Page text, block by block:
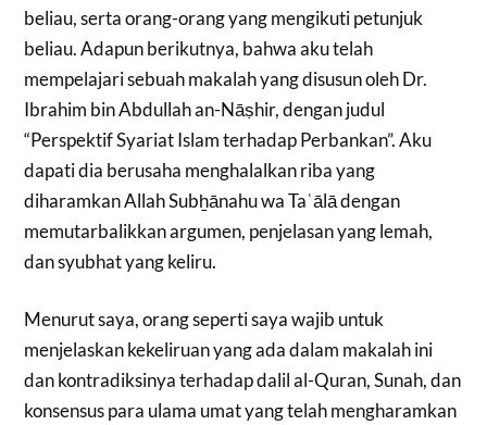
beliau, serta orang-orang yang mengikuti petunjuk
beliau. Adapun berikutnya, bahwa aku telah
mempelajari sebuah makalah yang disusun oleh Dr.
Ibrahim bin Abdullah an-Nāṣhir, dengan judul
“Perspektif Syariat Islam terhadap Perbankan”. Aku
dapati dia berusaha menghalalkan riba yang
diharamkan Allah Subẖānahu wa Taʿālā dengan
memutarbalikkan argumen, penjelasan yang lemah,
dan syubhat yang keliru.
Menurut saya, orang seperti saya wajib untuk
menjelaskan kekeliruan yang ada dalam makalah ini
dan kontradiksinya terhadap dalil al-Quran, Sunah, dan
konsensus para ulama umat yang telah mengharamkan